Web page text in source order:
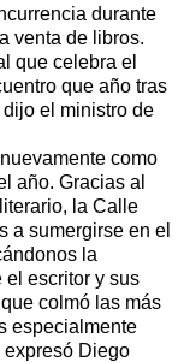
durante
venta de libros.
que celebra el
que año tras
el ministro de
como
año. Gracias al
la Calle
a sumergirse en el
la
escritor y sus
colmó las más
especialmente
expresó Diego